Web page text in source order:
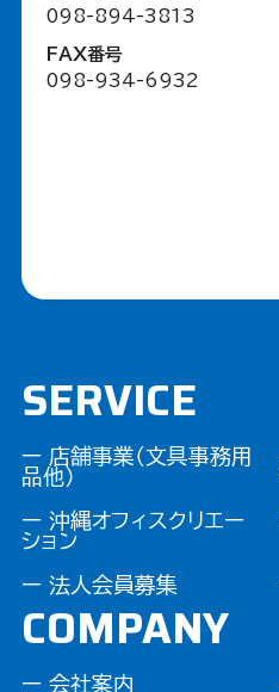
098-894-3813
FAX番号
098-934-6932
SERVICE
ー 店舗事業（文具事務用
品他）
ー 沖縄オフィスクリエー
ション
ー 法人会員募集
COMPANY
ー 会社案内